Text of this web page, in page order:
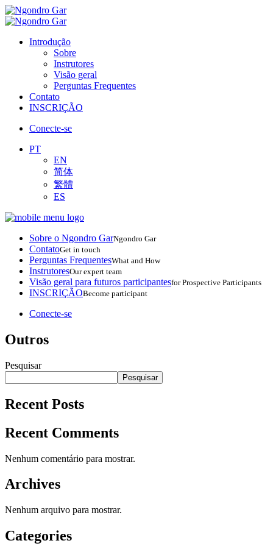
Introdução
Sobre
Instrutores
Visão geral
Perguntas Frequentes
Contato
INSCRIÇÃO
Conecte-se
PT
EN
简体
繁體
ES
Sobre o Ngondro GarNgondro Gar
ContatoGet in touch
Perguntas FrequentesWhat and How
InstrutoresOur expert team
Visão geral para futuros participantesfor Prospective Participants
INSCRIÇÃOBecome participant
Conecte-se
Outros
Pesquisar
Pesquisar
Recent Posts
Recent Comments
Nenhum comentário para mostrar.
Archives
Nenhum arquivo para mostrar.
Categories